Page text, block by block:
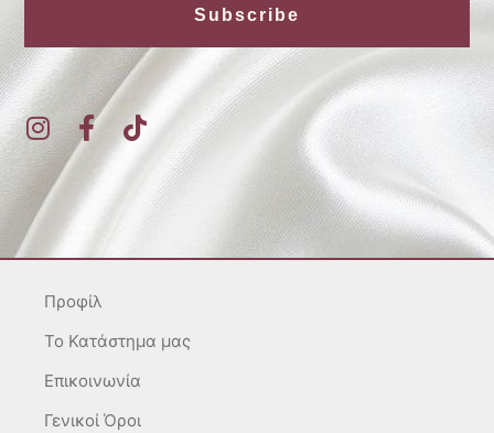
Subscribe
I
n
t
a
g
a
m
F
a
c
e
b
o
k
-
T
i
k
Προφίλ
To Κατάστημα μας
Επικοινωνία
Γενικοί Όροι